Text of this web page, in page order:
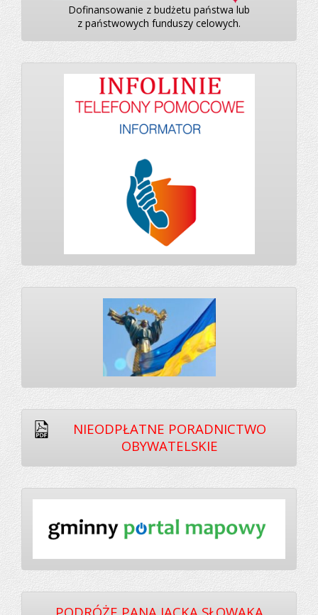
Dofinansowanie z budżetu państwa lub
z państwowych funduszy celowych.
NIEODPŁATNE PORADNICTWO
OBYWATELSKIE